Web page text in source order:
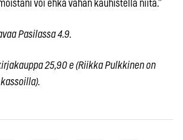
voi ehkä vähän kauhistella niitä.”
Pasilassa 4.9.
25,90 e (Riikka Pulkkinen on